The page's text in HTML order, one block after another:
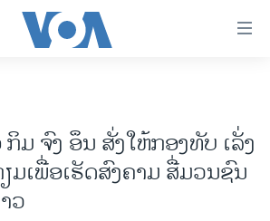
ບໍດີ ສະຫະລັດ 2024
ມ ຈົງ ອຶນ ສັ່ງ​ໃຫ້​ກອງ​ທັບ ເລັ່ງ​
ມ​ເພື່ອ​ເຮັດ​ສົງ​ຄາມ ສື່ມ​ວນ​ຊົນ​
ວ